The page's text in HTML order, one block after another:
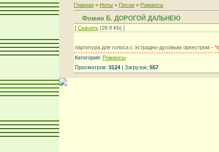
Главная » Ноты » Песни » Романсы
Фомин Б. ДОРОГОЙ ДАЛЬНЕЮ
[ Скачать (28.9 Kb) ]
партитура для голоса с эстрадно-духовым оркестром -
Категория: Романсы
Просмотров: 3124 | Загрузок: 557